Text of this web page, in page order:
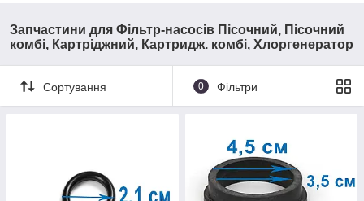
Запчастини для Фільтр-насосів Пісочний, Пісочний
комбі, Картріджний, Картридж. комбі, Хлоргенератор
Сортування 0 Фільтри